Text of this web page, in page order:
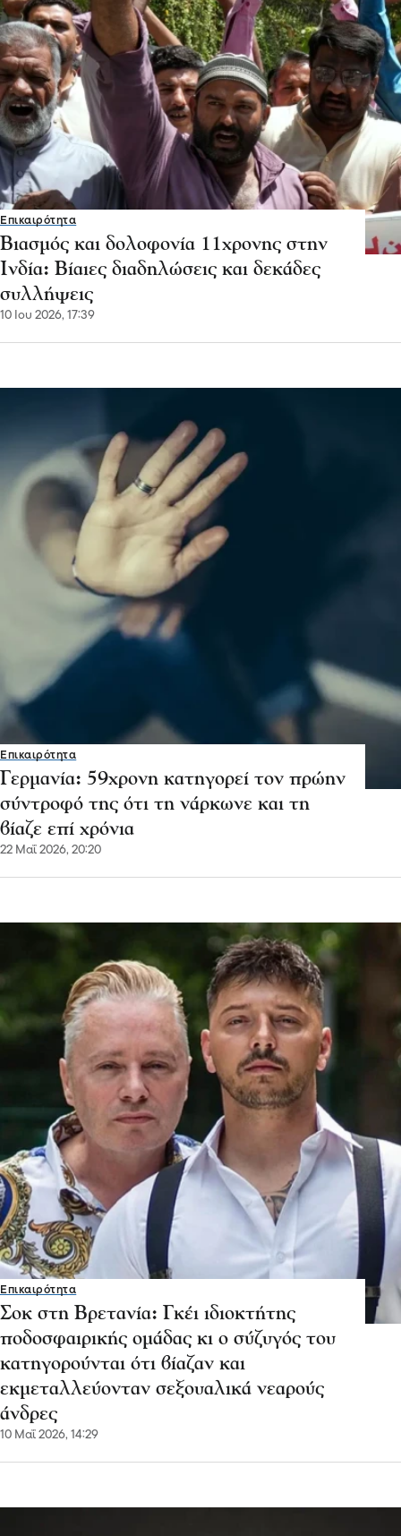
Επικαιρότητα
Βιασμός και δολοφονία 11χρονης στην
Ινδία: Βίαιες διαδηλώσεις και δεκάδες
συλλήψεις
10 Ιου 2026, 17:39
Επικαιρότητα
Γερμανία: 59χρονη κατηγορεί τον πρώην
σύντροφό της ότι τη νάρκωνε και τη
βίαζε επί χρόνια
22 Μαΐ 2026, 20:20
Επικαιρότητα
Σοκ στη Βρετανία: Γκέι ιδιοκτήτης
ποδοσφαιρικής ομάδας κι ο σύζυγός του
κατηγορούνται ότι βίαζαν και
εκμεταλλεύονταν σεξουαλικά νεαρούς
άνδρες
10 Μαΐ 2026, 14:29